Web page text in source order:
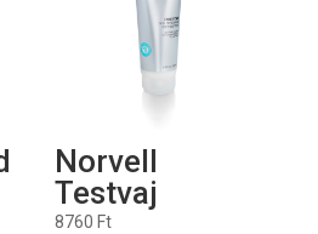
Norvell
Testvaj
8760 Ft